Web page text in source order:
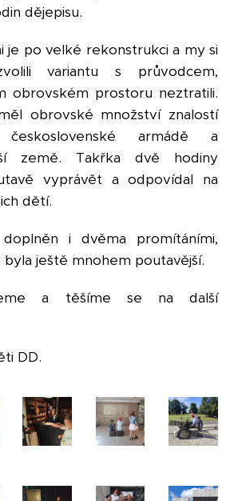
dějepisu.
je po velké rekonstrukci a my si
variantu s průvodcem,
obrovském prostoru neztratili.
obrovské množství znalostí
armádě a
země. Takřka dvě hodiny
vyprávět a odpovídal na
dětí.
i dvěma promítáními,
ještě mnohem poutavější.
a těšíme se na další
DD.